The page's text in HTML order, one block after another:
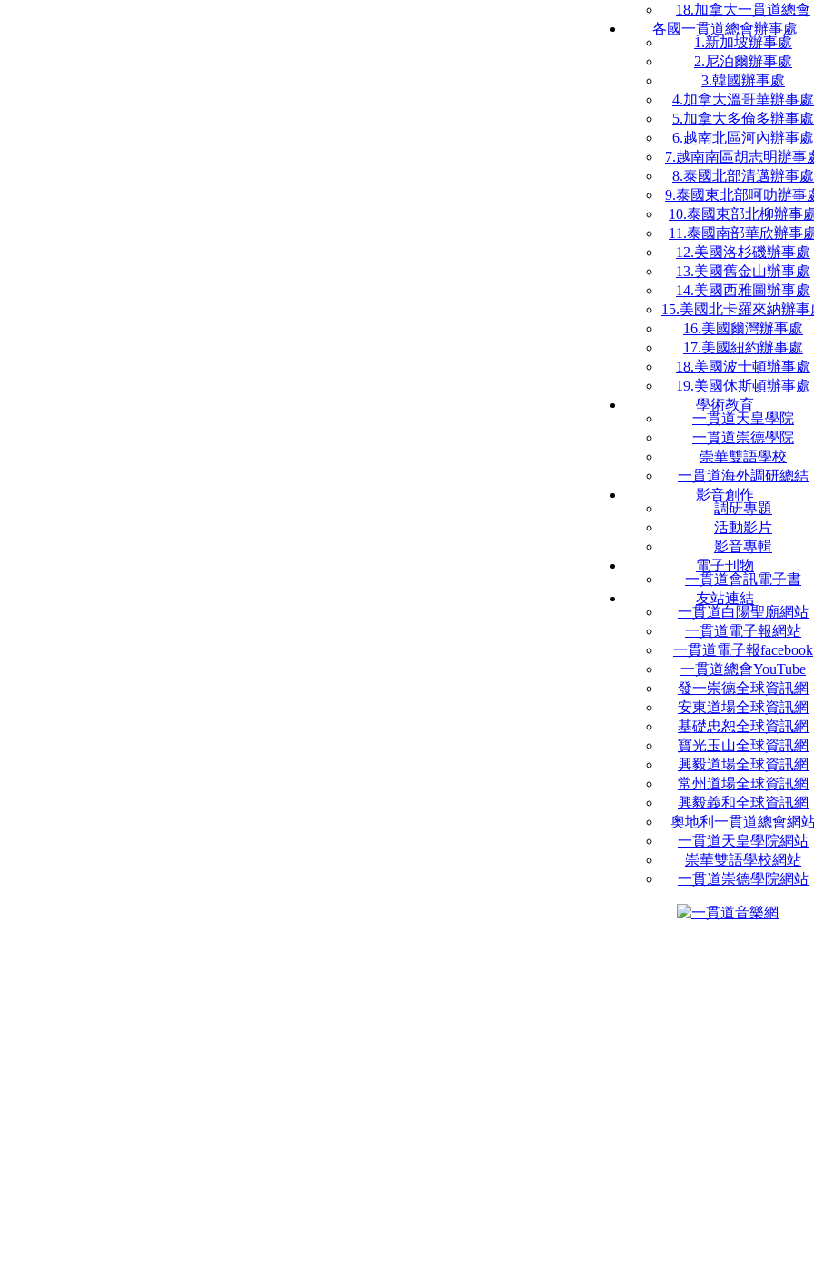
18.加拿大一貫道總會
各國一貫道總會辦事處
1.新加坡辦事處
2.尼泊爾辦事處
3.韓國辦事處
4.加拿大溫哥華辦事處
5.加拿大多倫多辦事處
6.越南北區河內辦事處
7.越南南區胡志明辦事
8.泰國北部清邁辦事處
9.泰國東北部呵叻辦事
10.泰國東部北柳辦事
11.泰國南部華欣辦事
12.美國洛杉磯辦事處
13.美國舊金山辦事處
14.美國西雅圖辦事處
15.美國北卡羅來納辦事
16.美國爾灣辦事處
17.美國紐約辦事處
18.美國波士頓辦事處
19.美國休斯頓辦事處
學術教育
一貫道天皇學院
一貫道崇德學院
崇華雙語學校
一貫道海外調研總結
影音創作
調研專題
活動影片
影音專輯
電子刊物
一貫道會訊電子書
友站連結
一貫道白陽聖廟網站
一貫道電子報網站
一貫道電子報facebook
一貫道總會YouTube
發一崇德全球資訊網
安東道場全球資訊網
基礎忠恕全球資訊網
寶光玉山全球資訊網
興毅道場全球資訊網
常州道場全球資訊網
興毅義和全球資訊網
奧地利一貫道總會網
一貫道天皇學院網站
崇華雙語學校網站
一貫道崇德學院網站